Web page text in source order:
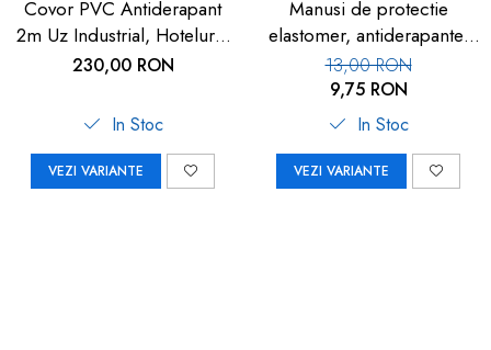
Covor PVC Antiderapant
2m Uz Industrial, Hoteluri |
Carboysafey
230,00 RON
In Stoc
VEZI VARIANTE
Manusi de protectie
elastomer, antiderapante,
set 100 buc
13,00 RON
9,75 RON
In Stoc
VEZI VARIANTE